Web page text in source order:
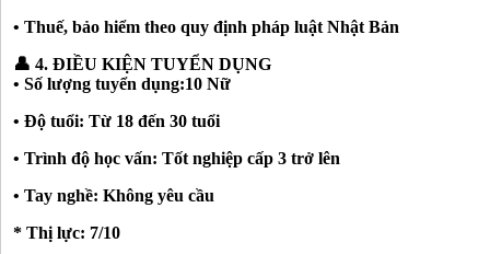
• Thuế, bảo hiểm theo quy định pháp luật Nhật Bản
👤 4. ĐIỀU KIỆN TUYỂN DỤNG
• Số lượng tuyển dụng:10 Nữ
• Độ tuổi: Từ 18 đến 30 tuổi
• Trình độ học vấn: Tốt nghiệp cấp 3 trở lên
• Tay nghề: Không yêu cầu
* Thị lực: 7/10